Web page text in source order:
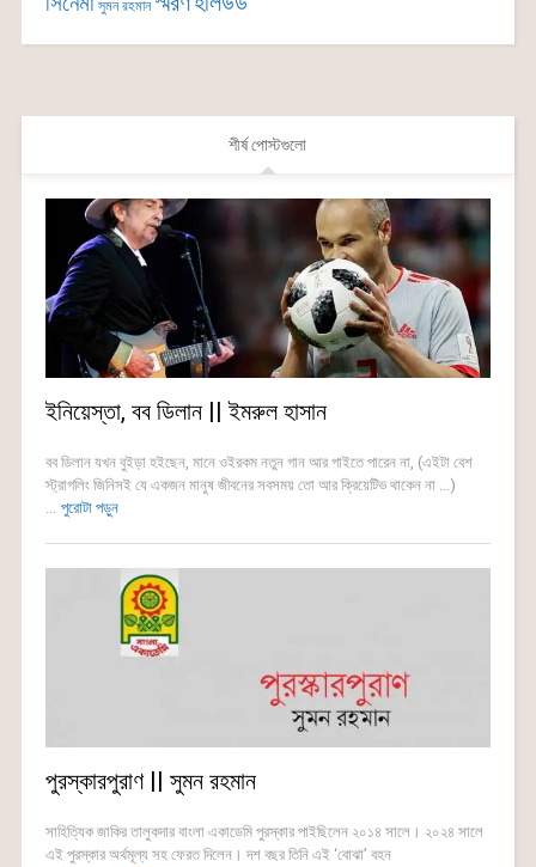
সুমন রহমান
শীর্ষ পোস্টগুলো
ইনিয়েস্তা, বব ডিলান || ইমরুল হাসান
বব ডিলান যখন বুইড়া হইছেন, মানে ওইরকম নতুন গান আর গাইতে পারেন না, (এইটা বেশ
স্ট্রাগলিং জিনিসই যে একজন মানুষ জীবনের সবসময় তো আর ক্রিয়েটিভ থাকেন না ...)
... পুরোটা পড়ুন
পুরস্কারপুরাণ || সুমন রহমান
সাহিত্যিক জাকির তালুকদার বাংলা একাডেমি পুরস্কার পাইছিলেন ২০১৪ সালে। ২০২৪ সালে
এই পুরস্কার অর্থমূল্য সহ ফেরত দিলেন। দশ বছর তিনি এই ‘বোঝা’ বহন